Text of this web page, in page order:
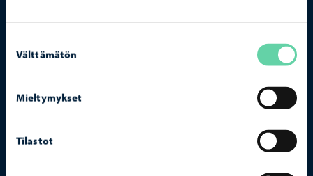
valinta
Välttämätön
Mieltymykset
Tilastot